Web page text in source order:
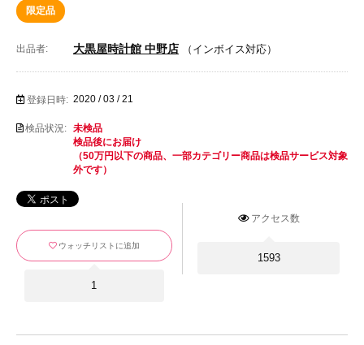
限定品
出品者: 大黒屋時計館 中野店 （インボイス対応）
登録日時: 2020 / 03 / 21
検品状況: 未検品
検品後にお届け
（50万円以下の商品、一部カテゴリー商品は検品サービス対象
外です）
アクセス数
1593
ウォッチリストに追加
1